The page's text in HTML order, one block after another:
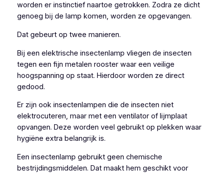
worden er instinctief naartoe getrokken. Zodra ze dicht
genoeg bij de lamp komen, worden ze opgevangen.
Dat gebeurt op twee manieren.
Bij een elektrische insectenlamp vliegen de insecten
tegen een fijn metalen rooster waar een veilige
hoogspanning op staat. Hierdoor worden ze direct
gedood.
Er zijn ook insectenlampen die de insecten niet
elektrocuteren, maar met een ventilator of lijmplaat
opvangen. Deze worden veel gebruikt op plekken waar
hygiëne extra belangrijk is.
Een insectenlamp gebruikt geen chemische
bestrijdingsmiddelen. Dat maakt hem geschikt voor